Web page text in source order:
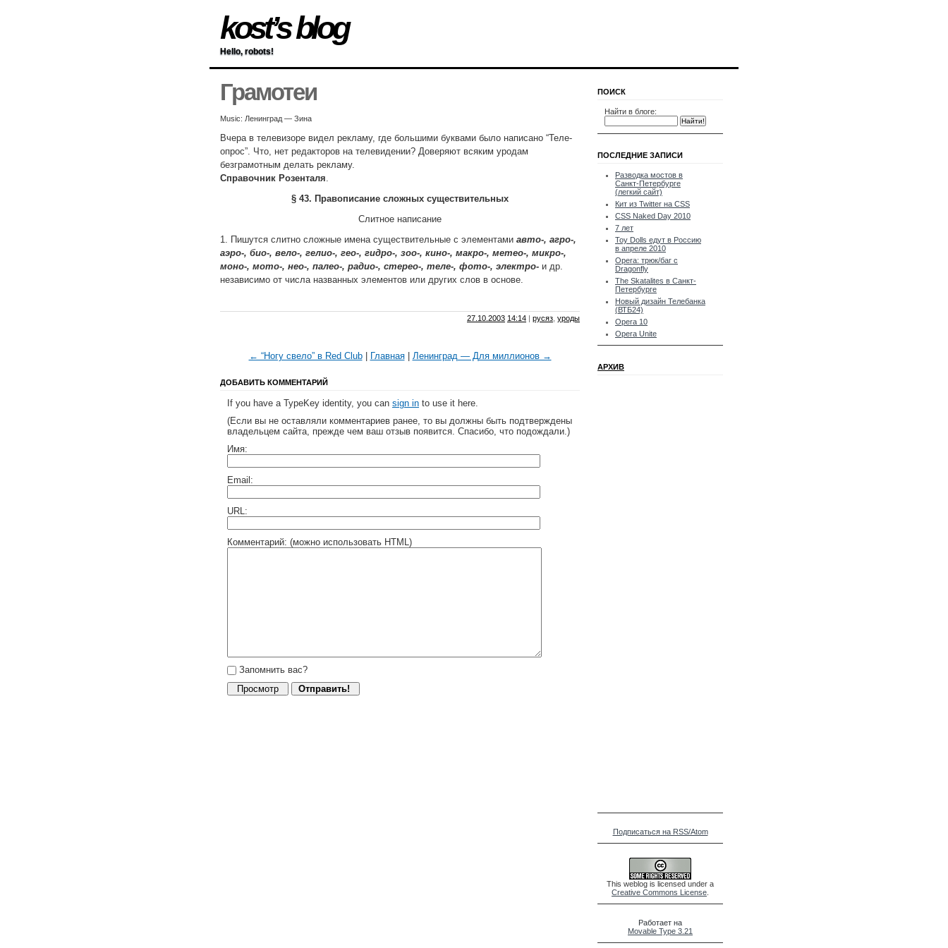
kost’s blog
Hello, robots!
Грамотеи
Music: Ленинград — Зина
Вчера в телевизоре видел рекламу, где большими буквами было написано “Теле-
опрос”. Что, нет редакторов на телевидении? Доверяют всяким уродам
безграмотным делать рекламу.
Справочник Розенталя.
§ 43. Правописание сложных существительных
Слитное написание
1. Пишутся слитно сложные имена существительные с элементами авто-, агро-,
аэро-, био-, вело-, гелио-, гео-, гидро-, зоо-, кино-, макро-, метео-, микро-,
моно-, мото-, нео-, палео-, радио-, стерео-, теле-, фото-, электро- и др.
независимо от числа названных элементов или других слов в основе.
27.10.2003 14:14 | русяз уроды
← “Ногу свело” в Red Club| Главная| Ленинград — Для миллионов →
ДОБАВИТЬ КОММЕНТАРИЙ
If you have a TypeKey identity, you can sign in to use it here.
(Если вы не оставляли комментариев ранее, то вы должны быть подтверждены
владельцем сайта, прежде чем ваш отзыв появится. Спасибо, что подождали.)
Имя:
Email:
URL:
Комментарий: (можно использовать HTML)
Запомнить вас?
ПОИСК
Найти в блоге:
ПОСЛЕДНИЕ ЗАПИСИ
Разводка мостов в
Санкт-Петербурге
(легкий сайт)
Кит из Twitter на CSS
CSS Naked Day 2010
7 лет
Toy Dolls едут в Россию
в апреле 2010
Opera: трюк/баг с
Dragonfly
The Skatalites в Санкт-
Петербурге
Новый дизайн Телебанка
(ВТБ24)
Opera 10
Opera Unite
АРХИВ
Подписаться на RSS/Atom
This weblog is licensed under a
Creative Commons License
Работает на
Movable Type 3.21